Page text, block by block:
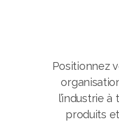
Positionnez
l’industrie
produits